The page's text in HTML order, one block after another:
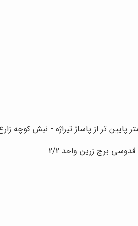
تیراژه - نبش کوچه زارع - پلاک 108 - نمایشگاه و شرکت